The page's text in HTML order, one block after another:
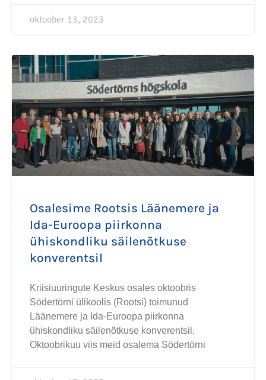
oktoober 13, 2023
Osalesime Rootsis Läänemere ja
Ida-Euroopa piirkonna
ühiskondliku säilenõtkuse
konverentsil
Kriisiuuringute Keskus osales oktoobris
Södertörni ülikoolis (Rootsi) toimunud
Läänemere ja Ida-Euroopa piirkonna
ühiskondliku säilenõtkuse konverentsil.
Oktoobrikuu viis meid osalema Södertörni